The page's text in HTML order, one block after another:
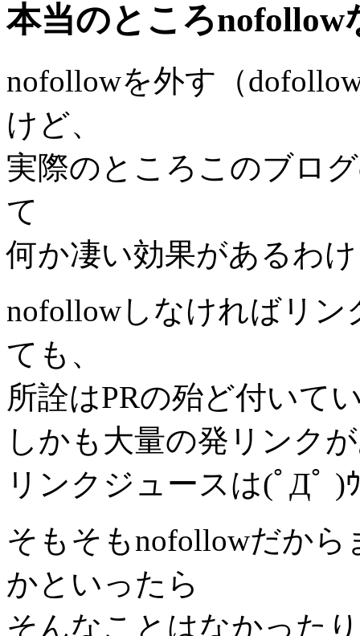
本当のところ
nofollowを外す（
けど、
実際のところこのブロ
て
何か凄い効果があるわ
nofollowしなければリ
ても、
所詮はPRの殆ど付いて
しかも大量の発リンク
リンクジュースは(ﾟДﾟ )
そもそもnofollowだか
かといったら
そんなことはなかった